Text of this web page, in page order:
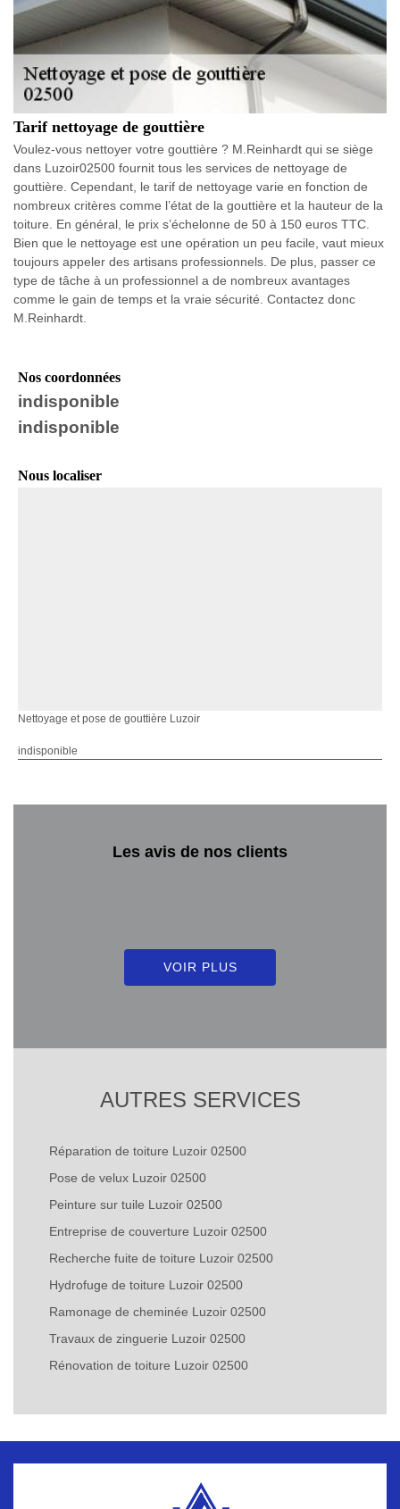
Tarif nettoyage de gouttière
Voulez-vous nettoyer votre gouttière ? M.Reinhardt qui se siège
dans Luzoir02500 fournit tous les services de nettoyage de
gouttière. Cependant, le tarif de nettoyage varie en fonction de
nombreux critères comme l’état de la gouttière et la hauteur de la
toiture. En général, le prix s’échelonne de 50 à 150 euros TTC.
Bien que le nettoyage est une opération un peu facile, vaut mieux
toujours appeler des artisans professionnels. De plus, passer ce
type de tâche à un professionnel a de nombreux avantages
comme le gain de temps et la vraie sécurité. Contactez donc
M.Reinhardt.
Nos coordonnées
indisponible
indisponible
Nous localiser
Nettoyage et pose de gouttière Luzoir
indisponible
Les avis de nos clients
VOIR PLUS
AUTRES SERVICES
Réparation de toiture Luzoir 02500
Pose de velux Luzoir 02500
Peinture sur tuile Luzoir 02500
Entreprise de couverture Luzoir 02500
Recherche fuite de toiture Luzoir 02500
Hydrofuge de toiture Luzoir 02500
Ramonage de cheminée Luzoir 02500
Travaux de zinguerie Luzoir 02500
Rénovation de toiture Luzoir 02500